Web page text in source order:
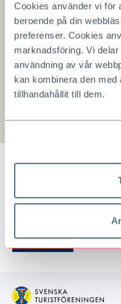
Cookies använder vi för
beroende på din
preferenser. Cookies
marknadsföring. Vi
användning av vår
kan kombinera den
tillhandahållit till dem.
KONTAKTA
Vill du veta mer?